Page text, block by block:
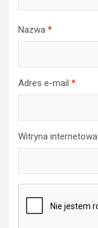
Nazwa *
Adres e-mail *
Witryna internetowa